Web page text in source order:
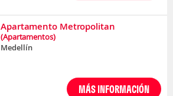
Apartamento Metropolitan
(Apartamentos)
Medellín
MÁS INFORMACIÓN